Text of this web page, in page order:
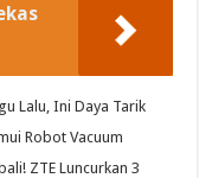
Lalu, Ini Daya Tarik
Robot Vacuum
ZTE Luncurkan 3